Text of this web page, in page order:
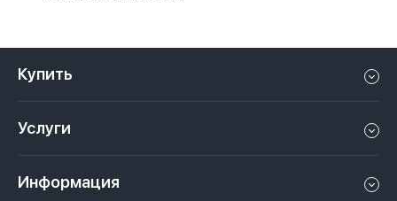
Купить
Апартаменты в Дубае
Услуги
Информация